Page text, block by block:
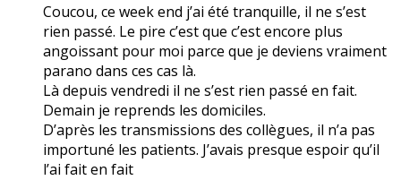
Coucou, ce week end j’ai été tranquille, il ne s’est
rien passé. Le pire c’est que c’est encore plus
angoissant pour moi parce que je deviens vraiment
parano dans ces cas là.
Là depuis vendredi il ne s’est rien passé en fait.
Demain je reprends les domiciles.
D’après les transmissions des collègues, il n’a pas
importuné les patients. J’avais presque espoir qu’il
l’ai fait en fait